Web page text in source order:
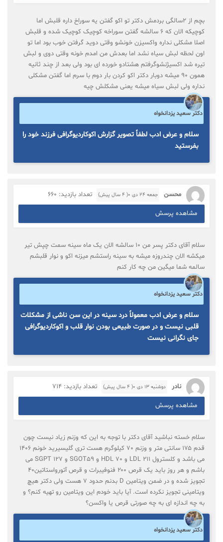
بچم از ۲سالگی بردمش دکتر تو اکو گفتن یه سوراخ داره قلبش اما
کوچیکه الان که ۶ سالشه گفتن سوراخه کوچیک کوچیک شده و قلبش
اصلا مشکلی نداره واکسیزن خونشو وقتی دوید گرفتن خوب بود اما تو
اون لحظه لبش سیاه نشد اما بعدش من امدم خونه وقتی دوی و لبش
تیره شد اکسیژنشوگرفتم هشتادو خورده ای بود ولی بعد از چند ثانیه
همون ۹۰ میشه دوبار دکتر اکو کردن بار دوم با سرم اما گفتن مشکلی
نداره ولی لبش سیاه میشه یعنی مشکلش چیه
دکتر سعید یزدانخواه
سلام و عرض ادب لطفاً تصویر گزارش اکوکاردیوگرافی فرزند خود را
بفرستید
محسن جمعه ۲۴ دی ۰( 4 سال پیش) تعداد بازدید: 660
مشاهده پرسش
سلام آقای دکتر پسر من ۱۰ سالشه الان یک ماه سینه سمت چپش تیر
میکشه الان چندروزه میشه به سینه راستشم میزنه اکو و نوار قلبشم
سالمه شما میگین من چه کار کنم
دکتر سعید یزدانخواه
سلام و عرض ادب معمولاً درد سینه در این سن ناشی از مشکلات
قلبی نیست و در صورت طبیعی بودن نوار قلب و اکوکاردیوگرافی
جای نگرانی نیست
نادر دوشنبه ۱۳ دی ۰( 4 سال پیش) تعداد بازدید: 714
مشاهده پرسش
سلام خسته نباشید آقای دکتر با توجه به این که وزنم زیاد نیست چون
قدم ۱۷۵ سانتی متر و وزنم ۷۰ کیلوگرم هست تری گلیسیرید خونم ۱۴۰۶
می باشد و کلسترول LDL ۲۱۱ و HDL ۷۰ و SGOT۵۹ و SGPT ۱۲۷ می
باشم و هر روز باید یک قرص ۲۰۰ فنوفیبرات و قرص آتورواستاتین۴۰
تجویز شده و در ضمن ویتامین D بدنم حدود 7 هست ولی دکتر هیچ
ویتامینی تجویز نکرده است. آیا باید خودم این ویتامین رو تهیه کنم؟ و
به چه اندازه ای به چه صورتی قرص یا واکسن؟
دکتر سعید یزدانخواه